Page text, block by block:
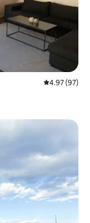
レビュー97
4.97 (97)